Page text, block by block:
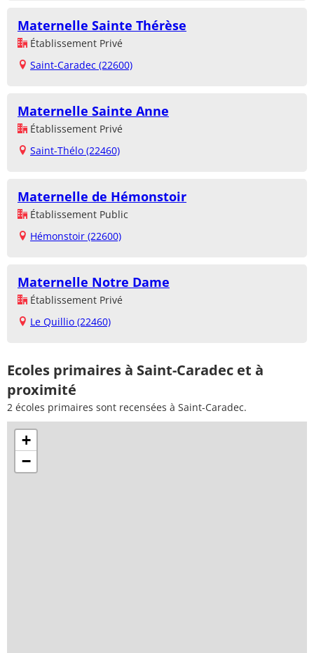
Maternelle Sainte Thérèse
Établissement Privé
Saint-Caradec (22600)
Maternelle Sainte Anne
Établissement Privé
Saint-Thélo (22460)
Maternelle de Hémonstoir
Établissement Public
Hémonstoir (22600)
Maternelle Notre Dame
Établissement Privé
Le Quillio (22460)
Ecoles primaires à Saint-Caradec et à
proximité
2 écoles primaires sont recensées à Saint-Caradec.
+
−